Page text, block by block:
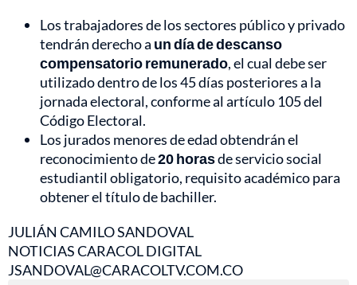
Los trabajadores de los sectores público y privado
tendrán derecho a un día de descanso
compensatorio remunerado, el cual debe ser
utilizado dentro de los 45 días posteriores a la
jornada electoral, conforme al artículo 105 del
Código Electoral.
Los jurados menores de edad obtendrán el
reconocimiento de20 horasde servicio social
estudiantil obligatorio, requisito académico para
obtener el título de bachiller.
JULIÁN CAMILO SANDOVAL
NOTICIAS CARACOL DIGITAL
JSANDOVAL@CARACOLTV.COM.CO